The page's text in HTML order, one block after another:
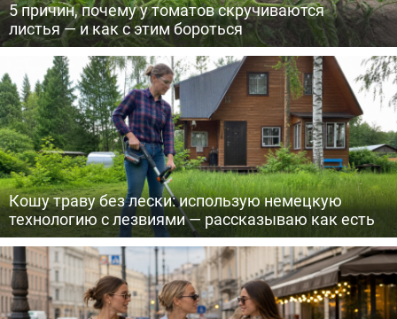
5 причин, почему у томатов скручиваются
листья — и как с этим бороться
Кошу траву без лески: использую немецкую
технологию с лезвиями — рассказываю как есть